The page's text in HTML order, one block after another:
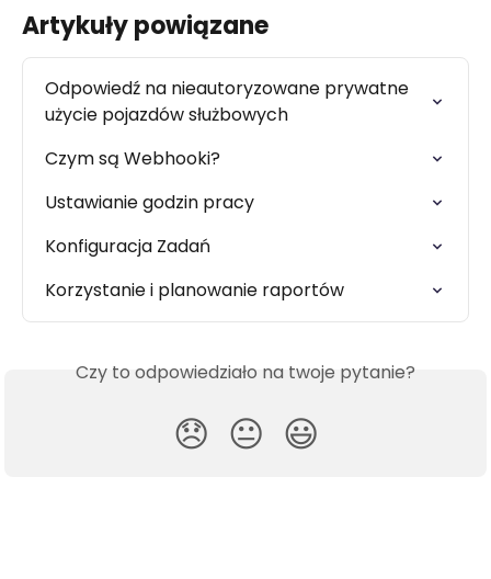
Artykuły powiązane
Odpowiedź na nieautoryzowane prywatne
użycie pojazdów służbowych
Czym są Webhooki?
Ustawianie godzin pracy
Konfiguracja Zadań
Korzystanie i planowanie raportów
Czy to odpowiedziało na twoje pytanie?
😞 😐 😃